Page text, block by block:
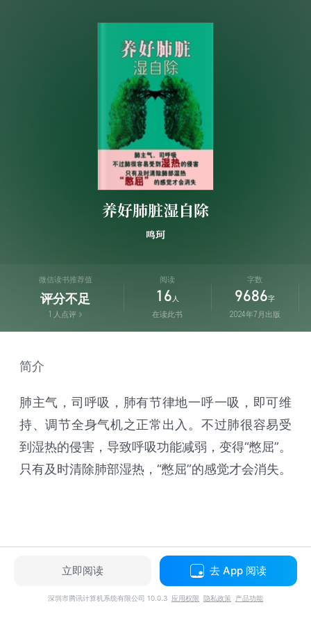
养好肺脏湿自除
鸣珂
微信读书推荐值
评分不足
人点评
阅读
16 人
在读此书
字数
9686字
2024年7月出版
简介
肺主气，司呼吸，肺有节律地一呼一吸，即可维
持、调节全身气机之正常出入。不过肺很容易受
到湿热的侵害，导致呼吸功能减弱，变得“憋屈”。
只有及时清除肺部湿热，“憋屈”的感觉才会消失。
立即阅读 去 App 阅读
深圳市腾讯计算机系统有限公司 10.0.3 应用权限 隐私政策 产品功能